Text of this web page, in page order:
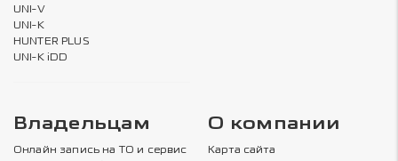
UNI-V
UNI-K
HUNTER PLUS
UNI-K iDD
Владельцам
Онлайн запись на ТО и сервис
О компании
Карта сайта